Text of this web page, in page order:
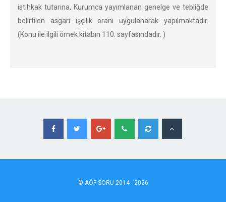
istihkak tutarına, Kurumca yayımlanan genelge ve tebliğde
belirtilen asgari işçilik oranı uygulanarak yapılmaktadır.
(Konu ile ilgili örnek kitabın 110. sayfasındadır. )
© AÖFSORU 2014 - 2026